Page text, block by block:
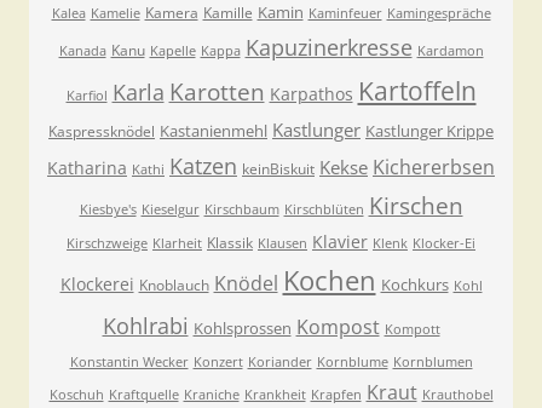
Kalea Kamelie Kamera Kamille Kamin Kaminfeuer Kamingespräche
Kanada Kanu Kapelle Kappa Kapuzinerkresse Kardamon
Karfiol Karla Karotten Karpathos Kartoffeln
Kaspressknödel Kastanienmehl Kastlunger Kastlunger Krippe
Katharina Kathi Katzen keinBiskuit Kekse Kichererbsen
Kiesbye's Kieselgur Kirschbaum Kirschblüten Kirschen
Kirschzweige Klarheit Klassik Klausen Klavier Klenk Klocker-Ei
Klockerei Knoblauch Knödel Kochen Kochkurs Kohl
Kohlrabi Kohlsprossen Kompost Kompott
Konstantin Wecker Konzert Koriander Kornblume Kornblumen
Koschuh Kraftquelle Kraniche Krankheit Krapfen Kraut Krauthobel